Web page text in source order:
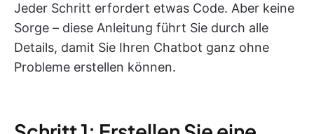
Jeder Schritt erfordert etwas Code. Aber keine
Sorge – diese Anleitung führt Sie durch alle
Details, damit Sie Ihren Chatbot ganz ohne
Probleme erstellen können.